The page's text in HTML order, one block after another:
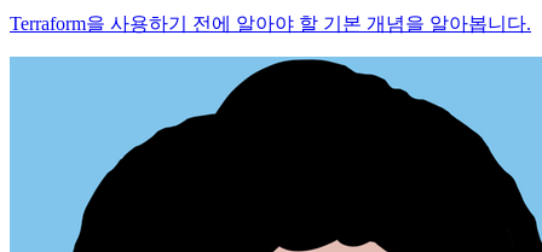
Terraform을 사용하기 전에 알아야 할 기본 개념을 알아봅니다.